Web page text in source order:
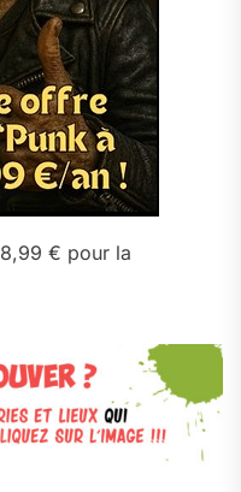
8,99 € pour la